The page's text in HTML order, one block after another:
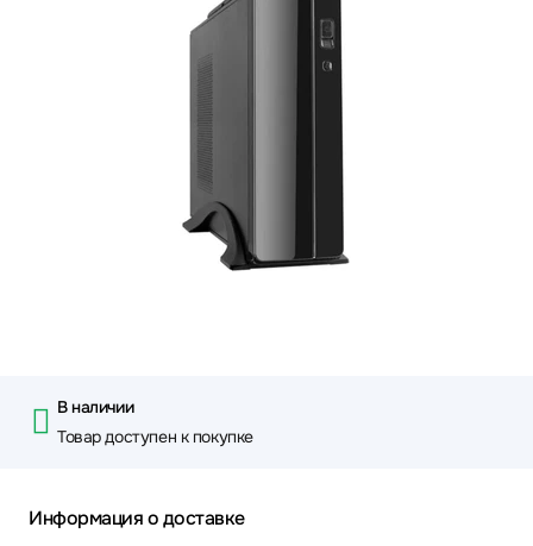
В наличии
Товар доступен к покупке
Информация о доставке